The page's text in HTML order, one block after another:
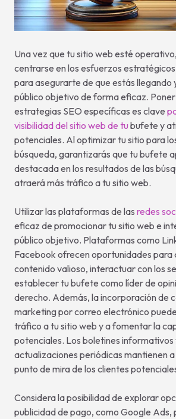
Una vez que tu sitio web esté
centrarse en los esfuerzos
para asegurarte de que estás llegando
público objetivo de forma eficaz.
estrategias SEO específicas es clave
visibilidad del sitio web de tubufete y
potenciales. Al optimizar tu sitio para
búsqueda, garantizarás que tu bufete
destacada en los resultados de las
atraerá más tráfico a tu sitio web.
Utilizar las plataformas de las redes
eficaz de promocionar tu sitio web e
público objetivo. Plataformas como
Facebook ofrecen oportunidades
contenido valioso, interactuar con los
establecer tu bufete como líder de
derecho. Además, la incorporación de
marketing por correo electrónico
tráfico a tu sitio web y a fomentar la
potenciales. Los boletines informativos
actualizaciones periódicas mantienen
punto de mira de los clientes
Considera la posibilidad de explorar
publicidad de pago, como Google Ads,